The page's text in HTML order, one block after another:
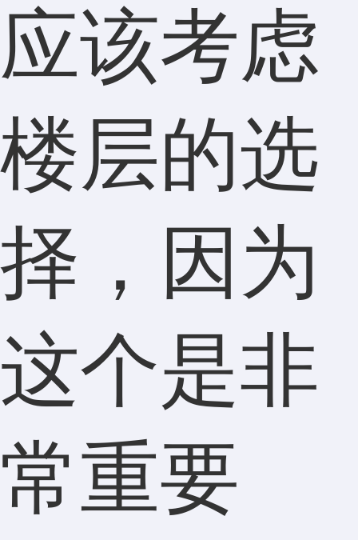
应该考虑
楼层的选
择，因为
这个是非
常重要